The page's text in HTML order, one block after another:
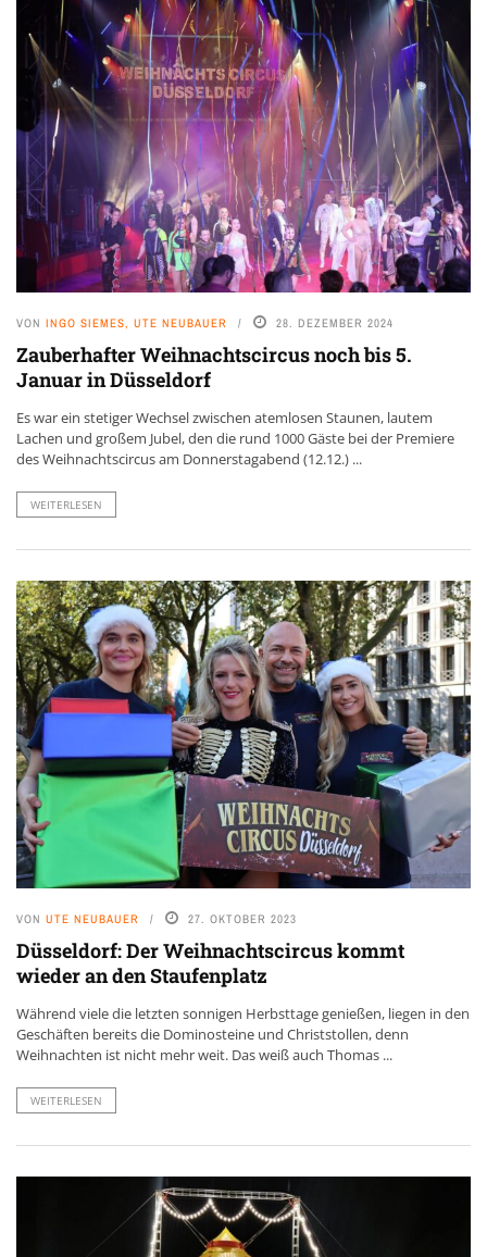
VON INGO SIEMES, UTE NEUBAUER 28. DEZEMBER 2024
Zauberhafter Weihnachtscircus noch bis 5.
Januar in Düsseldorf
Es war ein stetiger Wechsel zwischen atemlosen Staunen, lautem
Lachen und großem Jubel, den die rund 1000 Gäste bei der Premiere
des Weihnachtscircus am Donnerstagabend (12.12.) ...
WEITERLESEN
VON UTE NEUBAUER 27. OKTOBER 2023
Düsseldorf: Der Weihnachtscircus kommt
wieder an den Staufenplatz
Während viele die letzten sonnigen Herbsttage genießen, liegen in den
Geschäften bereits die Dominosteine und Christstollen, denn
Weihnachten ist nicht mehr weit. Das weiß auch Thomas ...
WEITERLESEN